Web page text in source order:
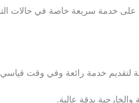
خدمة سريعة خاصة في حالات
لتقديم خدمة رائعة وفي وقت قياسي
بدقة عالية.